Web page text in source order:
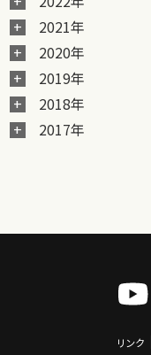
2021年
2020年
2019年
2018年
2017年
リンク